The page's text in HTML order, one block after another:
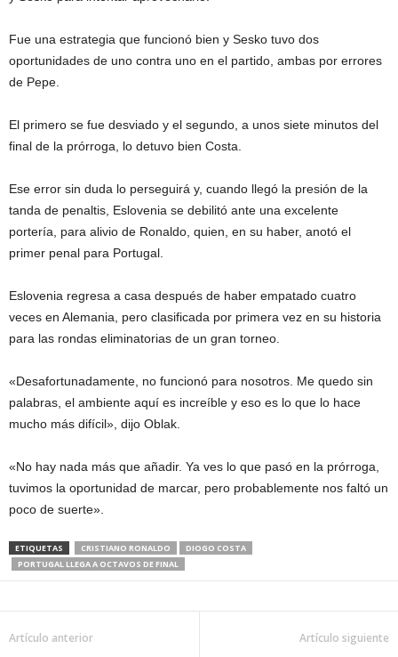
Fue una estrategia que funcionó bien y Sesko tuvo dos
oportunidades de uno contra uno en el partido, ambas por errores
de Pepe.
El primero se fue desviado y el segundo, a unos siete minutos del
final de la prórroga, lo detuvo bien Costa.
Ese error sin duda lo perseguirá y, cuando llegó la presión de la
tanda de penaltis, Eslovenia se debilitó ante una excelente
portería, para alivio de Ronaldo, quien, en su haber, anotó el
primer penal para Portugal.
Eslovenia regresa a casa después de haber empatado cuatro
veces en Alemania, pero clasificada por primera vez en su historia
para las rondas eliminatorias de un gran torneo.
«Desafortunadamente, no funcionó para nosotros. Me quedo sin
palabras, el ambiente aquí es increíble y eso es lo que lo hace
mucho más difícil», dijo Oblak.
«No hay nada más que añadir. Ya ves lo que pasó en la prórroga,
tuvimos la oportunidad de marcar, pero probablemente nos faltó un
poco de suerte».
ETIQUETAS CRISTIANO RONALDO
DIOGO COSTA
PORTUGAL LLEGA A OCTAVOS DE FINAL
Artículo anterior Artículo siguiente